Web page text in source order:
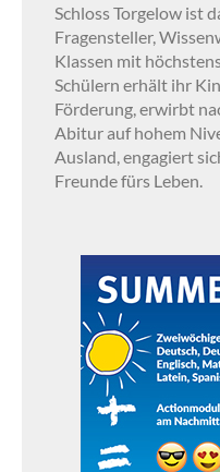
Schloss Torgelow ist
Fragensteller,
Klassen mit
Schülern erhält ihr
Förderung, erwirbt
Abitur auf hohem
Ausland, engagiert
Freunde fürs Leben.